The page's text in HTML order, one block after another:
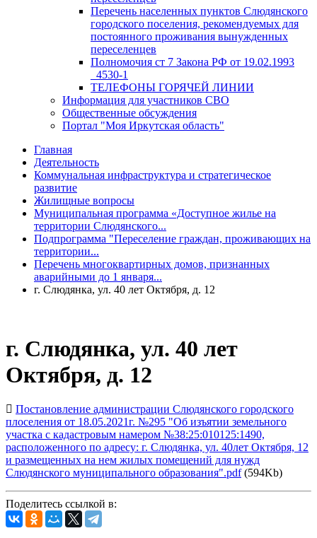
Перечень населенных пунктов Слюдянского
городского поселения, рекомендуемых для
постоянного проживания вынужденных
переселенцев
Полномочия ст 7 Закона РФ от 19.02.1993
_4530-1
ТЕЛЕФОНЫ ГОРЯЧЕЙ ЛИНИИ
Информация для участников СВО
Общественные обсуждения
Портал "Моя Иркутская область"
Главная
Деятельность
Коммунальная инфраструктура и стратегическое
развитие
Жилищные вопросы
Муниципальная программа «Доступное жилье на
территории Слюдянского...
Подпрограмма "Переселение граждан, проживающих на
территории...
Перечень многоквартирных домов, признанных
аварийными до 1 января...
г. Слюдянка, ул. 40 лет Октября, д. 12
г. Слюдянка, ул. 40 лет
Октября, д. 12
Постановление администрации Слюдянского городского
плоселения от 18.05.2021г. №295 "Об изъятии земельного
участка с кадастровым намером №38:25:010125:1490,
расположенного по адресу: г. Слюдянка, ул. 40лет Октября, 12
и размещенных на нем жилых помещений для нужд
Слюдянского муниципального образования".pdf(594Kb)
Поделитесь ссылкой в: